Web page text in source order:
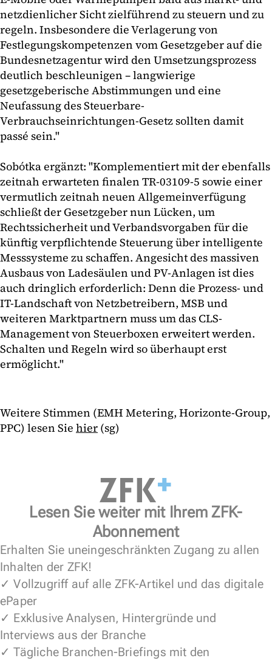
netzdienlicher Sicht zielführend zu steuern und zu
regeln. Insbesondere die Verlagerung von
Festlegungskompetenzen vom Gesetzgeber auf die
Bundesnetzagentur wird den Umsetzungsprozess
deutlich beschleunigen – langwierige
gesetzgeberische Abstimmungen und eine
Neufassung des Steuerbare-
Verbrauchseinrichtungen-Gesetz sollten damit
passé sein."
Sobótka ergänzt: "Komplementiert mit der ebenfalls
zeitnah erwarteten finalen TR-03109-5 sowie einer
vermutlich zeitnah neuen Allgemeinverfügung
schließt der Gesetzgeber nun Lücken, um
Rechtssicherheit und Verbandsvorgaben für die
künftig verpflichtende Steuerung über intelligente
Messsysteme zu schaffen. Angesicht des massiven
Ausbaus von Ladesäulen und PV-Anlagen ist dies
auch dringlich erforderlich: Denn die Prozess- und
IT-Landschaft von Netzbetreibern, MSB und
weiteren Marktpartnern muss um das CLS-
Management von Steuerboxen erweitert werden.
Schalten und Regeln wird so überhaupt erst
ermöglicht."
Weitere Stimmen (EMH Metering, Horizonte-Group,
PPC) lesen Sie hier (sg)
Lesen Sie weiter mit Ihrem ZFK-
Abonnement
Erhalten Sie uneingeschränkten Zugang zu allen
Inhalten der ZFK!
✓ Vollzugriff auf alle ZFK-Artikel und das digitale
ePaper
✓ Exklusive Analysen, Hintergründe und
Interviews aus der Branche
✓ Tägliche Branchen-Briefings mit den